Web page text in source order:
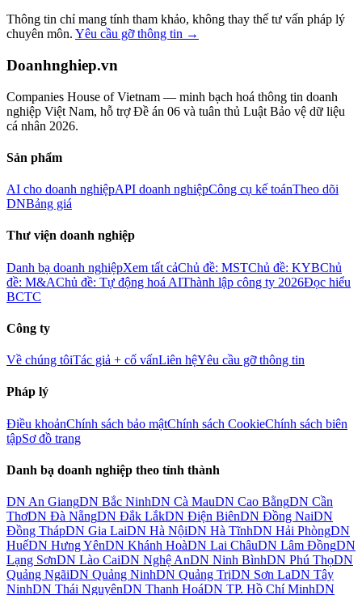
Thông tin chỉ mang tính tham khảo, không thay thế tư vấn pháp lý
chuyên môn. Yêu cầu gỡ thông tin →
Doanhnghiep.vn
Companies House of Vietnam — minh bạch hoá thông tin doanh
nghiệp Việt Nam, hỗ trợ Đề án 06 và tuân thủ Luật Bảo vệ dữ liệu
cá nhân 2026.
Sản phẩm
AI cho doanh nghiệpAPI doanh nghiệpCông cụ kế toánTheo dõi
DNBảng giá
Thư viện doanh nghiệp
Danh bạ doanh nghiệpXem tất cảChủ đề: MSTChủ đề: KYBChủ
đề: M&AChủ đề: Tự động hoá AIThành lập công ty 2026Đọc hiểu
BCTC
Công ty
Về chúng tôiTác giả + cố vấnLiên hệYêu cầu gỡ thông tin
Pháp lý
Điều khoảnChính sách bảo mậtChính sách CookieChính sách biên
tậpSơ đồ trang
Danh bạ doanh nghiệp theo tỉnh thành
DN An GiangDN Bắc NinhDN Cà MauDN Cao BằngDN Cần
ThơDN Đà NẵngDN Đắk LắkDN Điện BiênDN Đồng NaiDN
Đồng ThápDN Gia LaiDN Hà NộiDN Hà TĩnhDN Hải PhòngDN
HuếDN Hưng YênDN Khánh HoàDN Lai ChâuDN Lâm ĐồngDN
Lạng SơnDN Lào CaiDN Nghệ AnDN Ninh BìnhDN Phú ThọDN
Quảng NgãiDN Quảng NinhDN Quảng TrịDN Sơn LaDN Tây
NinhDN Thái NguyênDN Thanh HoáDN TP. Hồ Chí MinhDN